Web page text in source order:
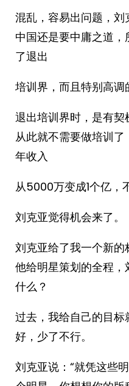
混乱，容易出问题，
中国还是要中庸之道
了退出
培训界，而且特别高调
退出培训界时，是有契
从此就不需要做培训
年收入
从5000万变成1个亿，
刘克亚觉得机会来了。
刘克亚给了我一个新
他给明星策划的全程
什么？
过去，我给自己的目
好，少了不行。
刘克亚说：“就凭这些